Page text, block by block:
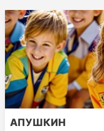
АПУШКИН